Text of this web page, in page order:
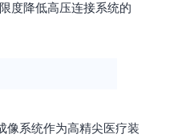
度降低高压连接系统的
像系统作为高精尖医疗装